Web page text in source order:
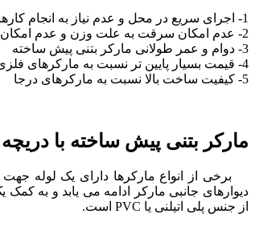
1- اجرای سریع در محل و عدم نیاز به انجام کارهای عمرانی در سایت
2- عدم امکان سرقت به علت وزن و عدم امکان بازیافت
3- دوام و عمر طولانی مارکر بتنی پیش ساخته
4- قیمت بسیار پایین تر نسبت به مارکرهای فلزی
5- کیفیت ساخت بالا نسبت به مارکرهای درجا
مارکر بتنی پیش ساخته با
برخی از انواع مارکرها دارای یک لوله
دیوارهای جانبی مارکر ادامه می یابد و به
از جنس پلی اتیلنی یا PVC است.